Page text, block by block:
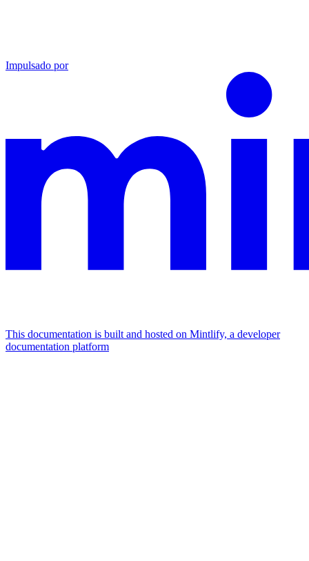
Impulsado por
This documentation is built and hosted on Mintlify, a developer
documentation platform